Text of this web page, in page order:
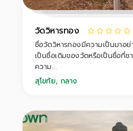
วัดวิหารทอง
ชื่อวัดวิหารทองมีความเป็นมาอย่
เป็นชื่อเดิมของวัดหรือเป็นชื่อที่ช
ความ...
สุโขทัย, กลาง